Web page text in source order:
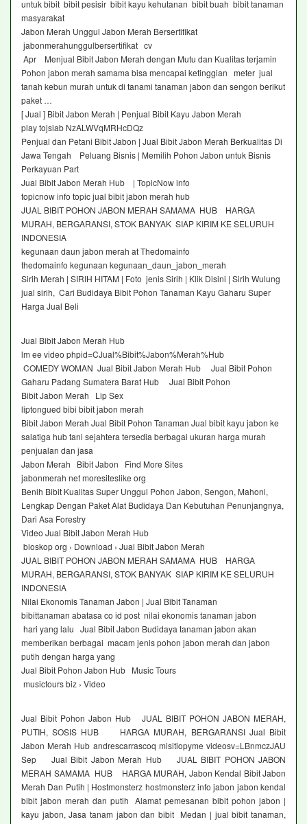
untuk bibit bibit pesisir bibit kayu kehutanan bibit buah bibit tanaman
masyarakat
Jabon Merah Unggul Jabon Merah Bersertifikat
jabonmerahunggulbersertifikat cv
Apr Menjual Bibit Jabon Merah dengan Mutu dan Kualitas terjamin
Pohon jabon merah samama bisa mencapai ketinggian meter jual
tanah kebun murah untuk di tanami tanaman jabon dan sengon berikut
paket …
[ Jual ] Bibit Jabon Merah | Penjual Bibit Kayu Jabon Merah
play tojsiab NzALWVqMRHcDQz
Penjual dan Petani Bibit Jabon | Jual Bibit Jabon Merah Berkualitas Di
Jawa Tengah Peluang Bisnis | Memilih Pohon Jabon untuk Bisnis
Perkayuan Part
Jual Bibit Jabon Merah Hub | TopicNow info
topicnow info topic jual bibit jabon merah hub
JUAL BIBIT POHON JABON MERAH SAMAMA HUB HARGA
MURAH, BERGARANSI, STOK BANYAK SIAP KIRIM KE SELURUH
INDONESIA
kegunaan daun jabon merah at Thedomainfo
thedomainfo kegunaan kegunaan_daun_jabon_merah
Sirih Merah | SIRIH HITAM | Foto jenis Sirih | Klik Disini | Sirih Wulung
jual sirih, Cari Budidaya Bibit Pohon Tanaman Kayu Gaharu Super
Harga Jual Beli
Jual Bibit Jabon Merah Hub
lm ee video phpid=CJual%Bibit%Jabon%Merah%Hub
COMEDY WOMAN Jual Bibit Jabon Merah Hub Jual Bibit Pohon
Gaharu Padang Sumatera Barat Hub Jual Bibit Pohon
Bibit Jabon Merah Lip Sex
liptongued bibi bibit jabon merah
Bibit Jabon Merah Jual Bibit Pohon Tanaman Jual bibit kayu jabon ke
salatiga hub tani sejahtera tersedia berbagai ukuran harga murah
penjualan dan jasa
Jabon Merah Bibit Jabon Find More Sites
jabonmerah net moresiteslike org
Benih Bibit Kualitas Super Unggul Pohon Jabon, Sengon, Mahoni,
Lengkap Dengan Paket Alat Budidaya Dan Kebutuhan Penunjangnya,
Dari Asa Forestry
Video Jual Bibit Jabon Merah Hub
bioskop org › Download › Jual Bibit Jabon Merah
JUAL BIBIT POHON JABON MERAH SAMAMA HUB HARGA
MURAH, BERGARANSI, STOK BANYAK SIAP KIRIM KE SELURUH
INDONESIA
Nilai Ekonomis Tanaman Jabon | Jual Bibit Tanaman
bibittanaman abatasa co id post nilai ekonomis tanaman jabon
hari yang lalu Jual Bibit Jabon Budidaya tanaman jabon akan
memberikan berbagai macam jenis pohon jabon merah dan jabon
putih dengan harga yang
Jual Bibit Pohon Jabon Hub Music Tours
musictours biz › Video
Jual Bibit Pohon Jabon Hub JUAL BIBIT POHON JABON MERAH,
PUTIH, SOSIS HUB HARGA MURAH, BERGARANSI Jual Bibit
Jabon Merah Hub andrescarrascoq misitiopyme videosv=LBnmczJAU
Sep Jual Bibit Jabon Merah Hub JUAL BIBIT POHON JABON
MERAH SAMAMA HUB HARGA MURAH, Jabon Kendal Bibit Jabon
Merah Dan Putih | Hostmonsterz hostmonsterz info jabon jabon kendal
bibit jabon merah dan putih Alamat pemesanan bibit pohon jabon |
kayu jabon, Jasa tanam jabon dan bibit Medan | jual bibit tanaman,